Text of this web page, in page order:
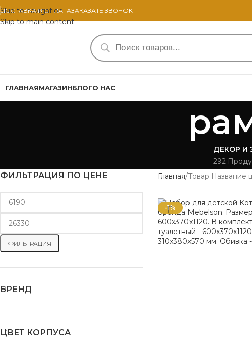
Skip to navigation
Skip to main content
ДОСТАВКА И ОПЛАТАЗАКАЗАТЬ ЗВОНОК
ГЛАВНАЯМАГАЗИНБЛОГО НАС
ДЕКОР И
292
ФИЛЬТРАЦИЯ ПО ЦЕНЕ
ФИЛЬТРАЦИЯ
БРЕНД
ЦВЕТ КОРПУСА
Главная Товар Название
-1%